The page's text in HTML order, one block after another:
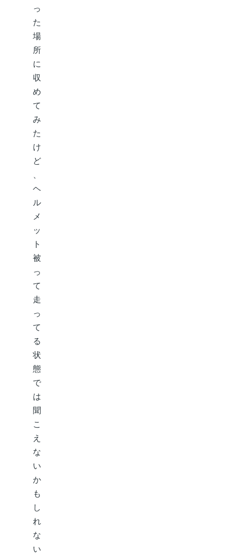
っ
た
場
所
に
収
め
て
み
た
け
ど
ヘ
ル
メ
ッ
ト
被
っ
て
走
っ
て
る
状
態
で
は
聞
こ
え
な
い
か
も
し
れ
な
い